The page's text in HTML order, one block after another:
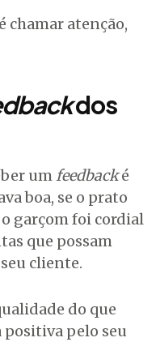
chamar atenção,
dos
umfeedbacké
boa, se o prato
garçom foi cordial
que possam
cliente.
do que
positiva pelo seu